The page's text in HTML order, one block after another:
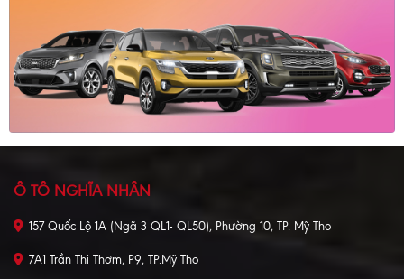
Ô TÔ NGHĨA NHÂN
157 Quốc Lộ 1A (Ngã 3 QL1- QL50), Phường 10, TP. Mỹ Tho
7A1 Trần Thị Thơm, P9, TP.Mỹ Tho